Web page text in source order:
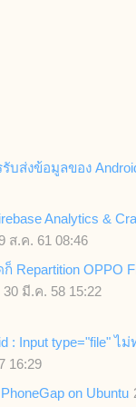
บส่งข้อมูลของ
Analytics &
ส.ค. 61 08:46
Repartition OPPO
30 มี.ค. 58 15:22
: Input type="file" ไ
16:29
on Ubuntu